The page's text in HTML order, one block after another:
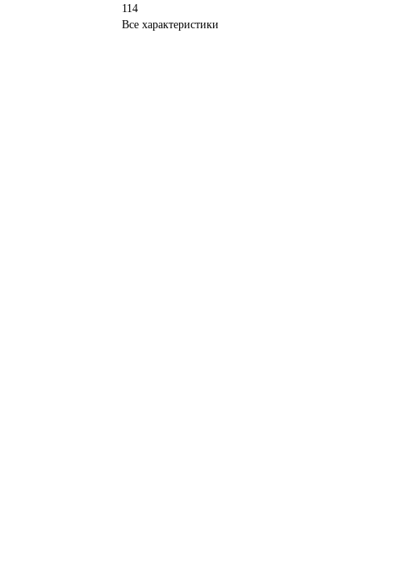
114
Все характеристики